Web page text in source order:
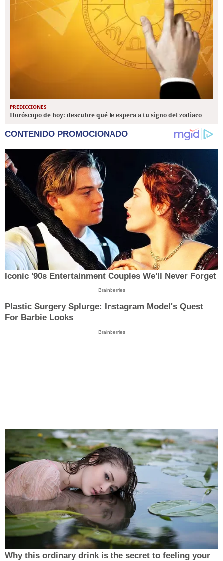
PREDICCIONES
Horóscopo de hoy: descubre qué le espera a tu signo del zodiaco
CONTENIDO PROMOCIONADO
Iconic '90s Entertainment Couples We'll Never Forget
Brainberries
Plastic Surgery Splurge: Instagram Model's Quest
For Barbie Looks
Brainberries
Why this ordinary drink is the secret to feeling your